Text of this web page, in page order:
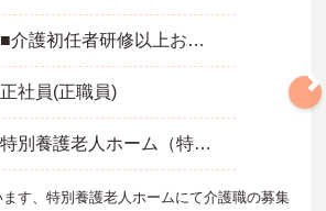
■介護初任者研修以上お持ちの方 ※介護福祉士免許歓迎
正社員(正職員)
特別養護老人ホーム（特養）
す、特別養護老人ホームにて介護職の募集